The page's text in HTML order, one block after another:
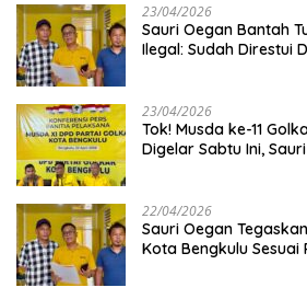
23/04/2026
Sauri Oegan Bantah
Ilegal: Sudah Direstui
23/04/2026
‎Tok! Musda ke-11
Digelar Sabtu Ini,
22/04/2026
Sauri Oegan
Kota Bengkulu Sesuai